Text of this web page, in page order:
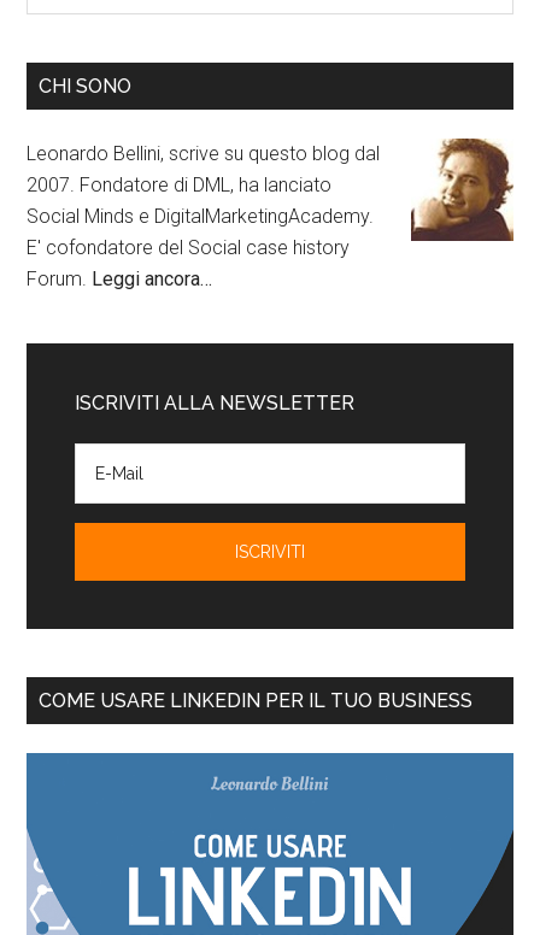
CHI SONO
Leonardo Bellini, scrive su questo blog dal
2007. Fondatore di DML, ha lanciato
Social Minds e DigitalMarketingAcademy.
E' cofondatore del Social case history
Forum. Leggi ancora…
ISCRIVITI ALLA NEWSLETTER
COME USARE LINKEDIN PER IL TUO BUSINESS